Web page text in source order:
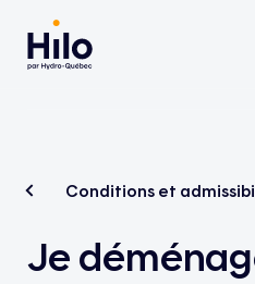
Conditions et
Je